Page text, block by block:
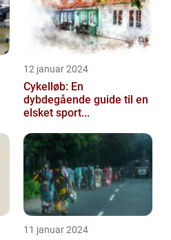
12 januar 2024
Cykelløb: En
dybdegående guide til en
elsket sport...
11 januar 2024